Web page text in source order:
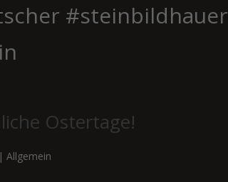
#steinbildhauer
Ostertage!
|Allgemein